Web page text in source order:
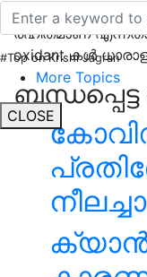
#Top on Krishi Jagran
More Topics
CLOSE
ഏറ്റവും മികച്ച
രഹിതമാണ്
oxidant കൾ